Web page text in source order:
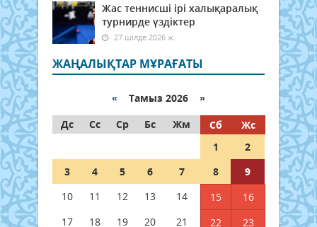
Жас теннисші ірі халықаралық
турнирде үздіктер
27 шілде 2026 ж.
ЖАҢАЛЫҚТАР МҰРАҒАТЫ
« Тамыз 2026 »
Дс
Сс Ср Бс Жм Сб
Жс
1
2
3
4 5 6 7 8
9
10
11 12 13 14 15
16
17
18 19 20 21 22 23